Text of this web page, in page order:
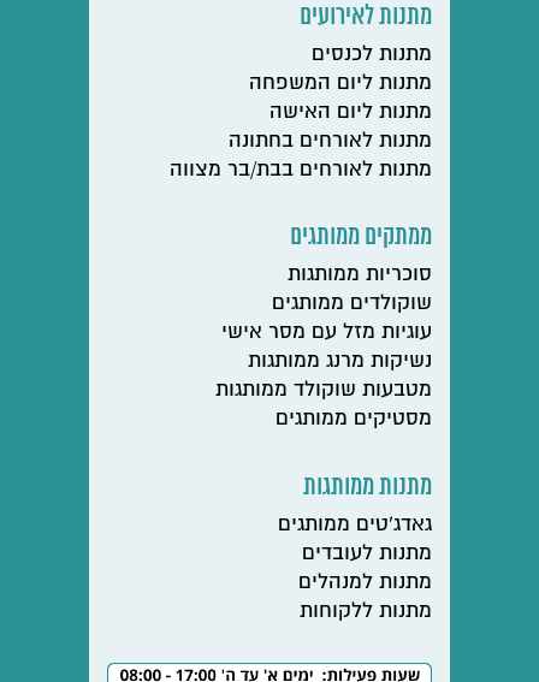
מתנות לאירועים
מתנות לכנסים
מתנות ליום המשפחה
מתנות ליום האישה
מתנות לאורחים בחתונה
מתנות לאורחים בבת/בר מצווה
ממתקים ממותגים
סוכריות ממותגות
שוקולדים ממותגים
עוגיות מזל עם מסר אישי
נשיקות מרנג ממותגות
מטבעות שוקולד ממותגות
מסטיקים ממותגים
מתנות ממותגות
גאדג'טים ממותגים
מתנות לעובדים
מתנות למנהלים
מתנות ללקוחות